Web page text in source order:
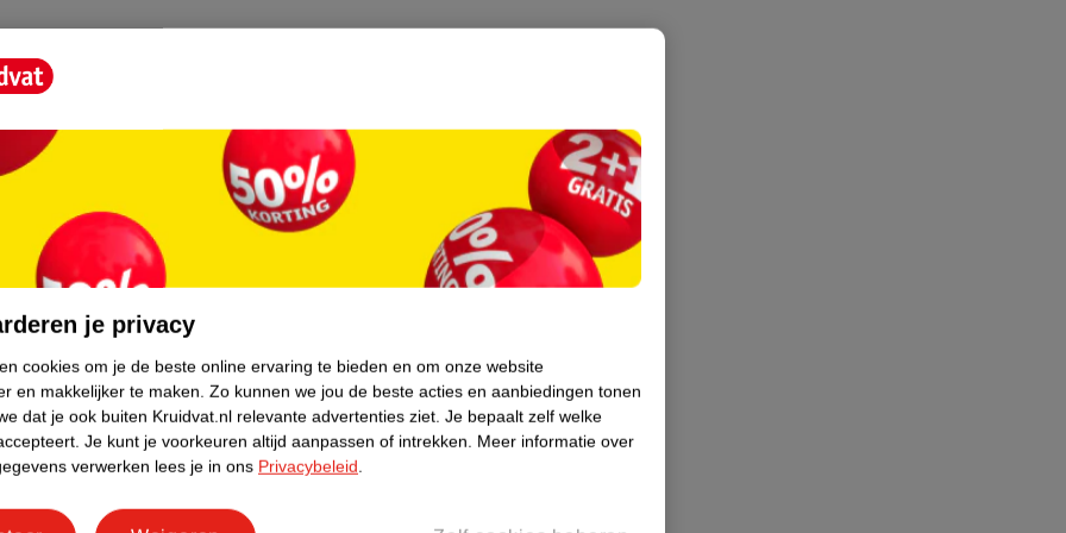
extra hoes altijd handig! De hoes is
wassen in de wasmachine op 30 graden.
Deze zijn te vinden in onze webshop.
je privacy
cookies om je de beste online ervaring te bieden en om onze website
en makkelijker te maken. Zo kunnen we jou de beste acties en aanbiedingen tonen
dat je ook buiten Kruidvat.nl relevante advertenties ziet. Je bepaalt zelf welke
Je kunt je voorkeuren altijd aanpassen of intrekken. Meer informatie over
verwerken lees je in ons Privacybeleid.